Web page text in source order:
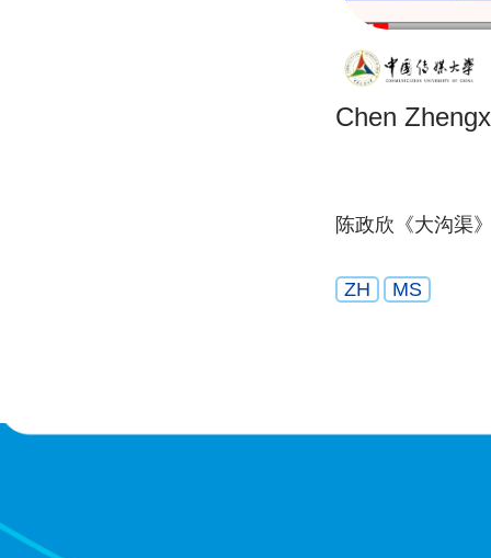
Chen
陈政欣《大沟渠
ZH MS